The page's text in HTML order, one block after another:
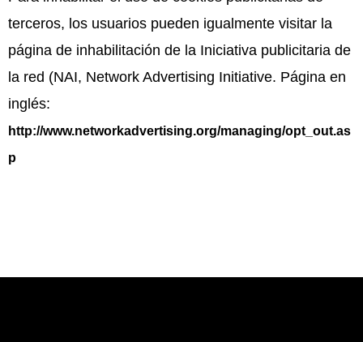
terceros, los usuarios pueden igualmente visitar la
página de inhabilitación de la Iniciativa publicitaria de
la red (NAI, Network Advertising Initiative. Página en
inglés:
http://www.networkadvertising.org/managing/opt_out.as
p